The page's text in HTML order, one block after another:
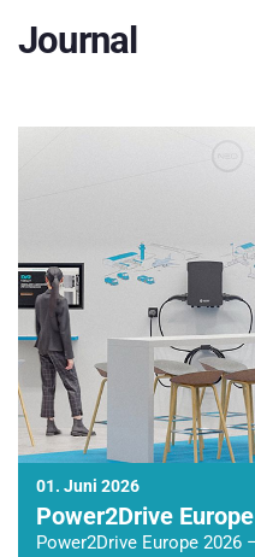
Journal
01. Juni 2026
Power2Drive
Power2Drive Europe 2026